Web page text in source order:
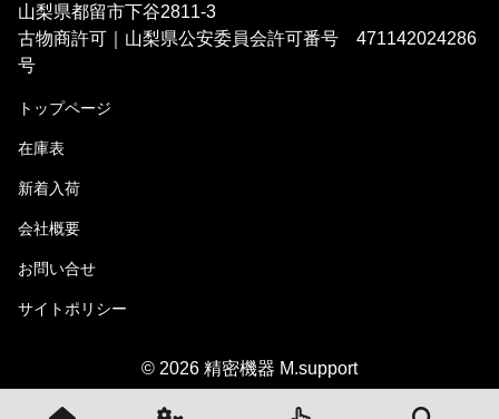
山梨県都留市下谷2811-3
古物商許可｜山梨県公安委員会許可番号 471142024286
号
トップページ
在庫表
新着入荷
会社概要
お問い合せ
サイトポリシー
© 2026 精密機器 M.support